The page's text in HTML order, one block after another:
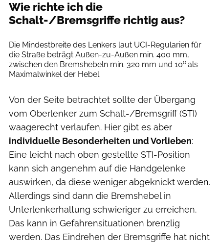
Wie richte ich die
Schalt-/Bremsgriffe richtig aus?
Die Mindestbreite des Lenkers laut UCI-Regularien für
die Straße beträgt Außen-zu-Außen min. 400 mm,
zwischen den Bremshebeln min. 320 mm und 10o als
Maximalwinkel der Hebel.
Von der Seite betrachtet sollte der Übergang
vom Oberlenker zum Schalt-/Bremsgriff (STI)
waagerecht verlaufen. Hier gibt es aber
individuelle Besonderheiten und Vorlieben:
Eine leicht nach oben gestellte STI-Position
kann sich angenehm auf die Handgelenke
auswirken, da diese weniger abgeknickt werden.
Allerdings sind dann die Bremshebel in
Unterlenkerhaltung schwieriger zu erreichen.
Das kann in Gefahrensituationen brenzlig
werden. Das Eindrehen der Bremsgriffe hat nicht